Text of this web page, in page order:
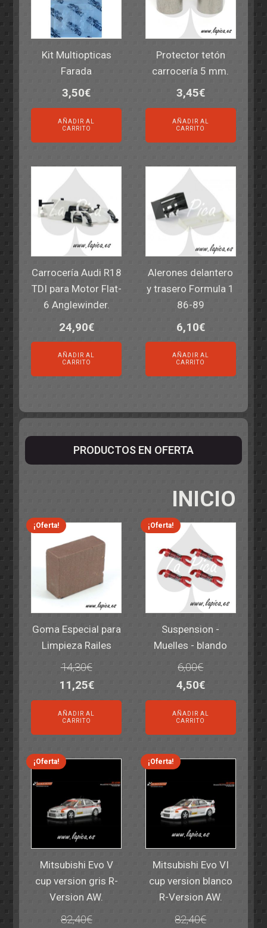
Kit Multiopticas
Farada
3,50€
AÑADIR AL
CARRITO
Protector tetón
carrocería 5 mm.
3,45€
AÑADIR AL
CARRITO
Carrocería Audi R18
TDI para Motor Flat-
6 Anglewinder.
24,90€
AÑADIR AL
CARRITO
Alerones delantero
y trasero Formula 1
86-89
6,10€
AÑADIR AL
CARRITO
PRODUCTOS EN OFERTA
INICIO
¡Oferta!
Goma Especial para
Limpieza Railes
14,30€
El
precio
original
era:
14,30€.
11,25€El
precio
actual
es:
11,25€.
AÑADIR AL
CARRITO
¡Oferta!
Suspension -
Muelles - blando
6,00€
El
precio
original
era:
6,00€.
4,50€El
precio
actual
es:
4,50€.
AÑADIR AL
CARRITO
¡Oferta!
Mitsubishi Evo V
cup version gris R-
Version AW.
82,40€
¡Oferta!
Mitsubishi Evo VI
cup version blanco
R-Version AW.
82,40€